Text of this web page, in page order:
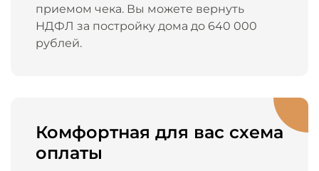
приемом чека. Вы можете вернуть
НДФЛ за постройку дома до 640 000
рублей.
Комфортная для вас схема
оплаты